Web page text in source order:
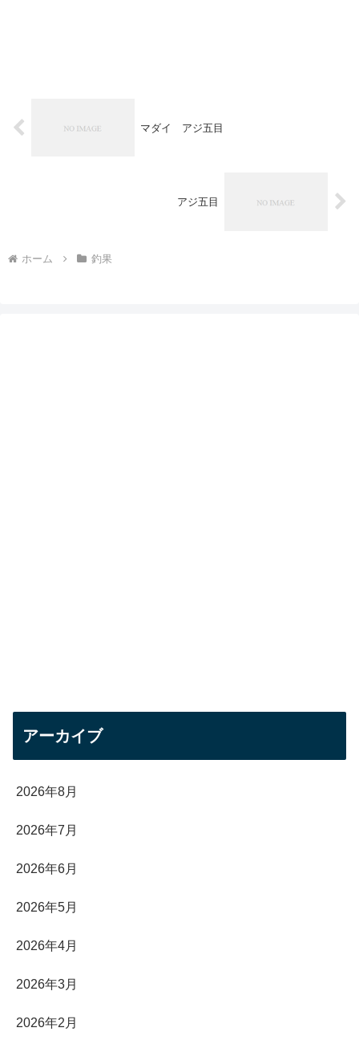
マダイ アジ五目
アジ五目
ホーム 釣果
アーカイブ
2026年8月
2026年7月
2026年6月
2026年5月
2026年4月
2026年3月
2026年2月